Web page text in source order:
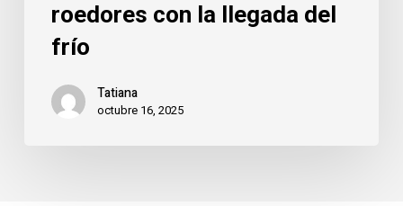
roedores con la llegada del
frío
Tatiana
octubre 16, 2025